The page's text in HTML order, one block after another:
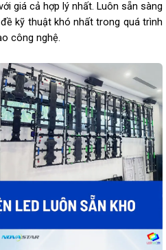
giá cả hợp lý nhất. Luôn sẵn sàng
kỹ thuật khó nhất trong quá trình
công nghệ.